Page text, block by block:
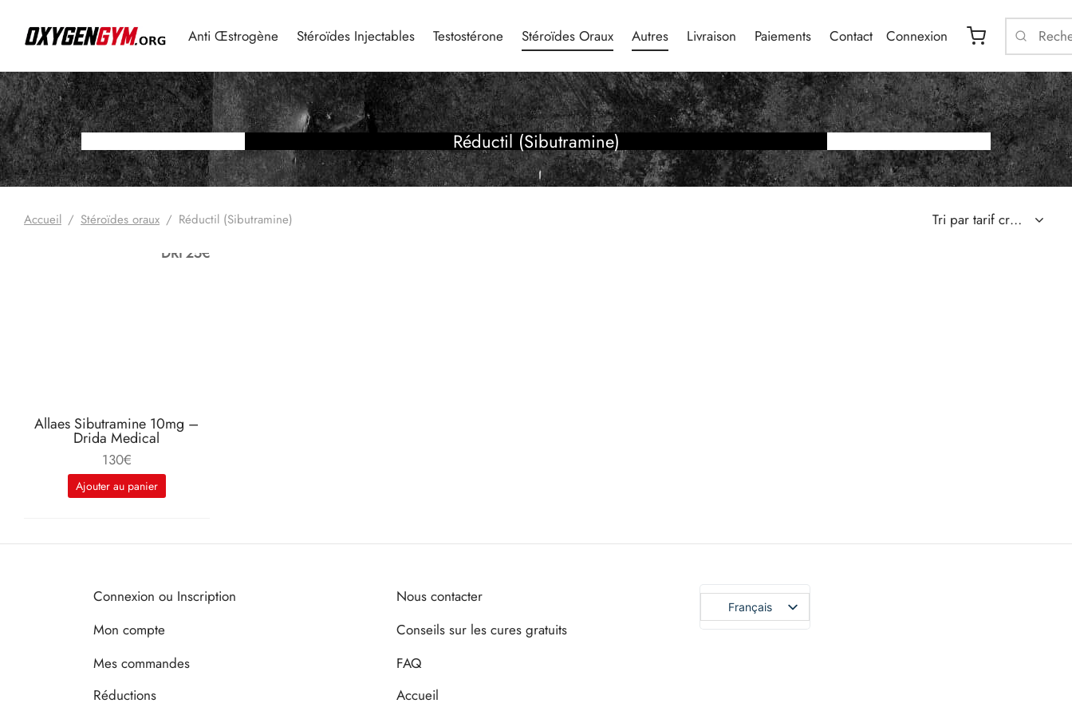
Anti Œstrogène Stéroïdes Injectables Testostérone Stéroïdes Oraux Autres Livraison Paiements Contact Connexion
Réductil (Sibutramine)
Accueil / Stéroïdes oraux / Réductil (Sibutramine)
DRI 25€
Allaes Sibutramine 10mg –
Drida Medical
130€
Ajouter au panier
Connexion ou Inscription
Mon compte
Mes commandes
Réductions
Nous contacter
Conseils sur les cures gratuits
FAQ
Accueil
Français